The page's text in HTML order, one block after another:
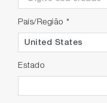
País/Região *
Estado